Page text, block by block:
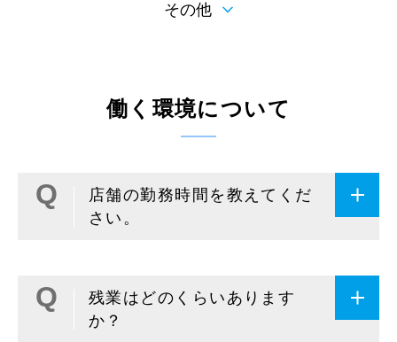
その他
働く環境について
店舗の勤務時間を教えてくだ
さい。
残業はどのくらいあります
か？